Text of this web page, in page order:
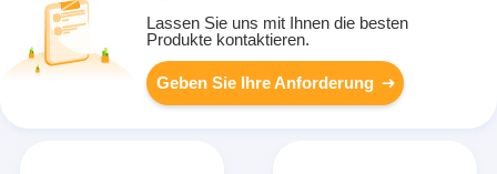
Lassen Sie uns mit Ihnen die besten
Produkte kontaktieren.
Geben Sie Ihre Anforderung